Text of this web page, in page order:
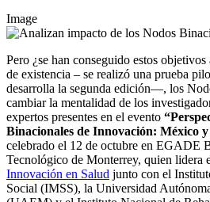
Image
Pero ¿se han conseguido estos
de existencia – se realizó una prueba
desarrolla la segunda edición—, los
cambiar la mentalidad de los
expertos presentes en el evento
Binacionales de Innovación: México
celebrado el 12 de octubre en EGADE
Tecnológico de Monterrey, quien lidera
Innovación en Salud junto con el
Social (IMSS), la Universidad